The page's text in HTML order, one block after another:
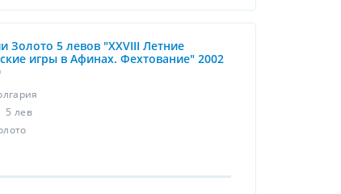
Золото 5 левов "XXVIII Летние
игры в Афинах. Фехтование" 2002
5 лев